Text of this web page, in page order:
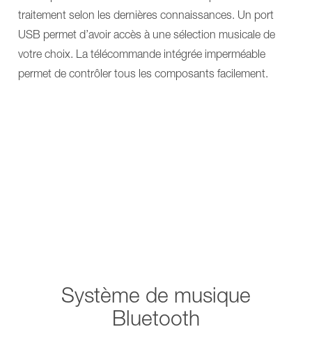
traitement selon les dernières connaissances. Un port
USB permet d’avoir accès à une sélection musicale de
votre choix. La télécommande intégrée imperméable
permet de contrôler tous les composants facilement.
Système de musique
Bluetooth